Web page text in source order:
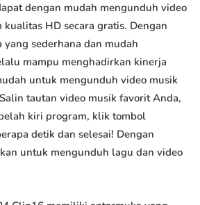
dengan mudah mengunduh video
HD secara gratis. Dengan
sederhana dan mudah
mampu menghadirkan kinerja
untuk mengunduh video musik
tautan video musik favorit Anda,
kiri program, klik tombol
detik dan selesai! Dengan
untuk mengunduh lagu dan video